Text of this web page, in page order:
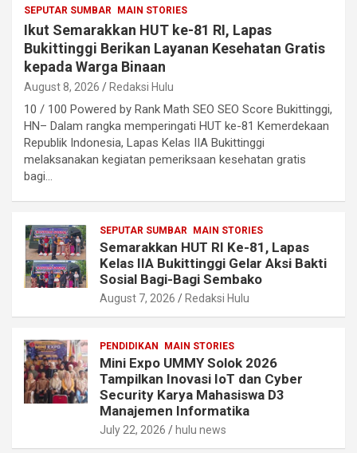
SEPUTAR SUMBAR MAIN STORIES
Ikut Semarakkan HUT ke-81 RI, Lapas
Bukittinggi Berikan Layanan Kesehatan Gratis
kepada Warga Binaan
August 8, 2026 Redaksi Hulu
10 / 100 Powered by Rank Math SEO SEO Score Bukittinggi,
HN– Dalam rangka memperingati HUT ke-81 Kemerdekaan
Republik Indonesia, Lapas Kelas IIA Bukittinggi
melaksanakan kegiatan pemeriksaan kesehatan gratis
bagi…
SEPUTAR SUMBAR MAIN STORIES
Semarakkan HUT RI Ke-81, Lapas
Kelas IIA Bukittinggi Gelar Aksi Bakti
Sosial Bagi-Bagi Sembako
August 7, 2026 Redaksi Hulu
PENDIDIKAN MAIN STORIES
Mini Expo UMMY Solok 2026
Tampilkan Inovasi IoT dan Cyber
Security Karya Mahasiswa D3
Manajemen Informatika
July 22, 2026 hulu news